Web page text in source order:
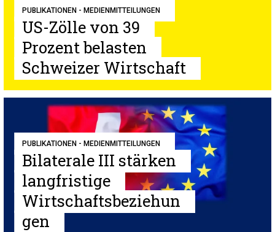
PUBLIKATIONEN - MEDIENMITTEILUNGEN
US-Zölle von 39
Prozent belasten
Schweizer Wirtschaft
PUBLIKATIONEN - MEDIENMITTEILUNGEN
Bilaterale III stärken
langfristige
Wirtschaftsbeziehun
gen